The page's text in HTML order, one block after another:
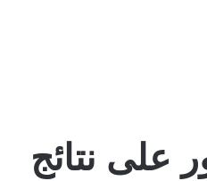
على نتائج